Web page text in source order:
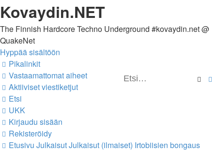
Kovaydin.NET
The Finnish Hardcore Techno Underground #kovaydin.net @
QuakeNet
Hyppää sisältöön
Etsi
Pikalinkit
Vastaamattomat aiheet
Aktiiviset viestiketjut
Etsi
UKK
Kirjaudu sisään
Rekisteröidy
Etusivu JulkaisutJulkaisut (ilmaiset) Irtobiisien bongaus